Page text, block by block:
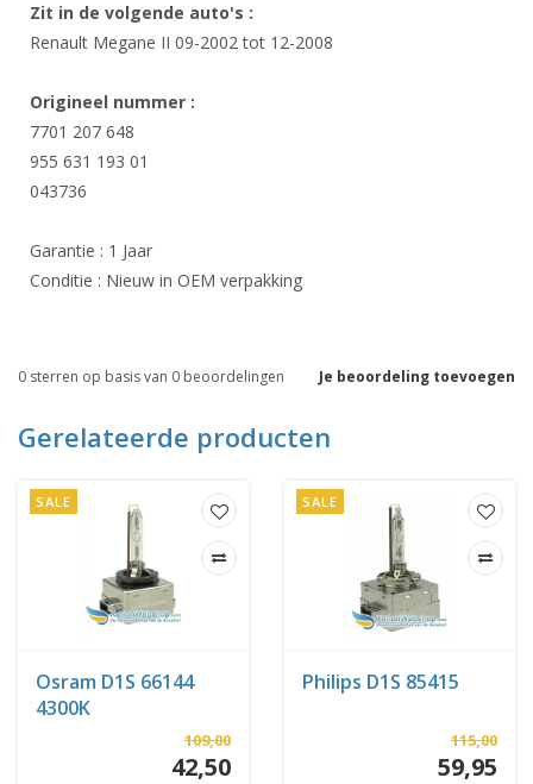
Zit in de volgende auto's :
Renault Megane II 09-2002 tot 12-2008
Origineel nummer :
7701 207 648
955 631 193 01
043736
Garantie : 1 Jaar
Conditie : Nieuw in OEM verpakking
Je beoordeling toevoegen
0 sterren op basis van 0 beoordelingen
Gerelateerde producten
SALE
Osram D1S 66144
4300K
109,00
42,50
SALE
Philips D1S 85415
115,00
59,95